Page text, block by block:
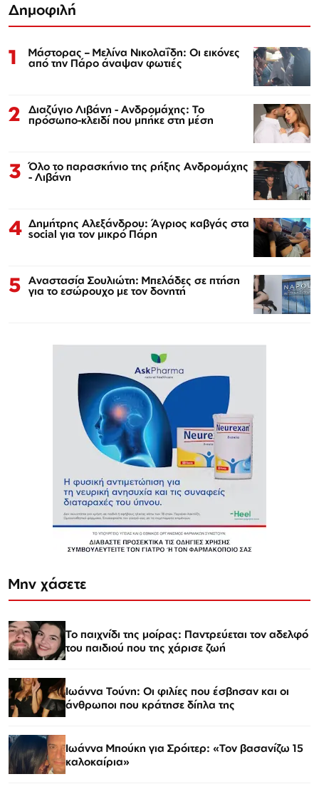
Δημοφιλή
1 Μάστορας – Μελίνα Νικολαΐδη: Οι εικόνες
από την Πάρο άναψαν φωτιές
2 Διαζύγιο Λιβάνη - Ανδρομάχης: Το
πρόσωπο-κλειδί που μπήκε στη μέση
3 Όλο το παρασκήνιο της ρήξης Ανδρομάχης
- Λιβάνη
4 Δημήτρης Αλεξάνδρου: Άγριος καβγάς στα
social για τον μικρό Πάρη
5 Αναστασία Σουλιώτη: Μπελάδες σε πτήση
για το εσώρουχο με τον δονητή
Μην χάσετε
Το παιχνίδι της μοίρας: Παντρεύεται τον αδελφό
του παιδιού που της χάρισε ζωή
Ιωάννα Τούνη: Οι φιλίες που έσβησαν και οι
άνθρωποι που κράτησε δίπλα της
Ιωάννα Μπούκη για Σρόιτερ: «Τον βασανίζω 15
καλοκαίρια»